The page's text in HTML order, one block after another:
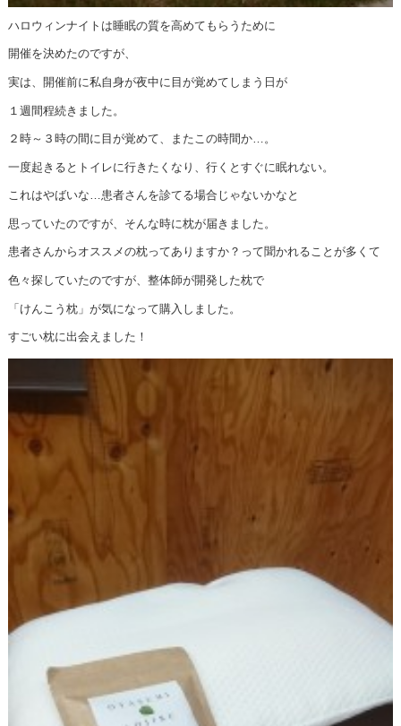
ハロウィンナイトは睡眠の質を高めてもらうために
開催を決めたのですが、
実は、開催前に私自身が夜中に目が覚めてしまう日が
１週間程続きました。
２時～３時の間に目が覚めて、またこの時間か…。
一度起きるとトイレに行きたくなり、行くとすぐに眠れない。
これはやばいな…患者さんを診てる場合じゃないかなと
思っていたのですが、そんな時に枕が届きました。
患者さんからオススメの枕ってありますか？って聞かれることが多くて
色々探していたのですが、整体師が開発した枕で
「けんこう枕」が気になって購入しました。
すごい枕に出会えました！